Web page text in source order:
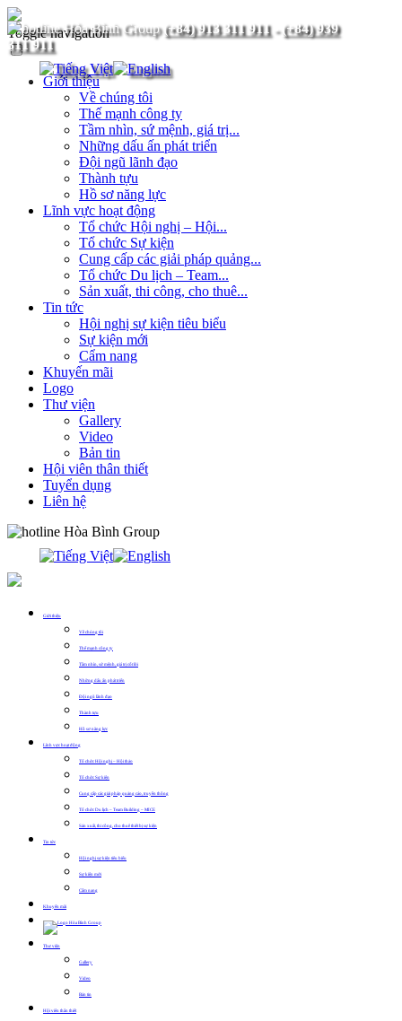
(+84) 913 311 911- (+84) 939
311 911
Toggle navigation
Giới thiệu
Về chúng tôi
Thế mạnh công ty
Tầm nhìn, sứ mệnh, giá trị...
Những dấu ấn phát triển
Đội ngũ lãnh đạo
Thành tựu
Hồ sơ năng lực
Lĩnh vực hoạt động
Tổ chức Hội nghị – Hội...
Tổ chức Sự kiện
Cung cấp các giải pháp quảng...
Tổ chức Du lịch – Team...
Sản xuất, thi công, cho thuê...
Tin tức
Hội nghị sự kiện tiêu biểu
Sự kiện mới
Cẩm nang
Khuyến mãi
Logo
Thư viện
Gallery
Video
Bản tin
Hội viên thân thiết
Tuyển dụng
Liên hệ
Giới thiệu
Về chúng tôi
Thế mạnh công ty
Tầm nhìn, sứ mệnh, giá trị cốt lõi
Những dấu ấn phát triển
Đội ngũ lãnh đạo
Thành tựu
Hồ sơ năng lực
Lĩnh vực hoạt động
Tổ chức Hội nghị – Hội thảo
Tổ chức Sự kiện
Cung cấp các giải pháp quảng cáo, truyền thông
Tổ chức Du lịch – Team Building – MICE
Sản xuất, thi công, cho thuê thiết bị sự kiện
Tin tức
Hội nghị sự kiện tiêu biểu
Sự kiện mới
Cẩm nang
Khuyến mãi
Thư viện
Gallery
Video
Bản tin
Hội viên thân thiết